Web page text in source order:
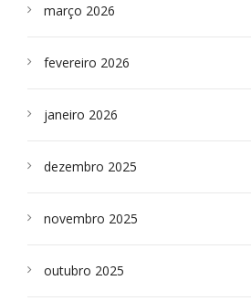
março 2026
fevereiro 2026
janeiro 2026
dezembro 2025
novembro 2025
outubro 2025